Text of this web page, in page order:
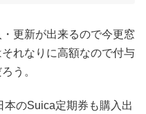
更新が出来るので今更窓
れなりに高額なので付与
う。
のSuica定期券も購入出